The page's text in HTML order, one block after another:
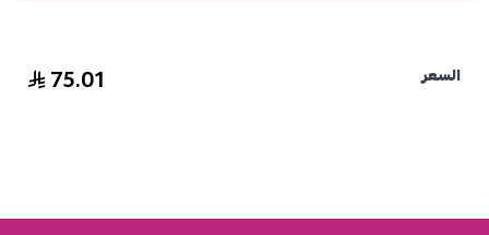
السعر 75.01